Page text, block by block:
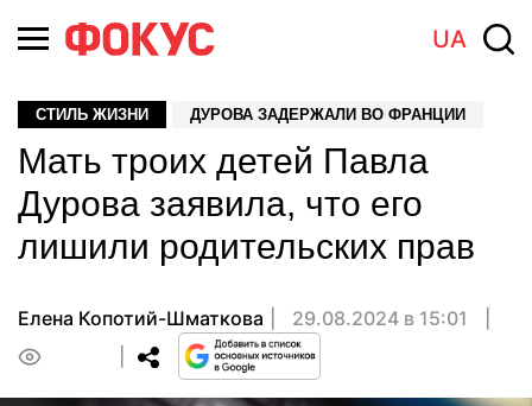
UA
СТИЛЬ ЖИЗНИ ДУРОВА ЗАДЕРЖАЛИ ВО ФРАНЦИИ
Мать троих детей Павла
Дурова заявила, что его
лишили родительских прав
Елена Копотий-Шматкова
29.08.2024 в 15:01